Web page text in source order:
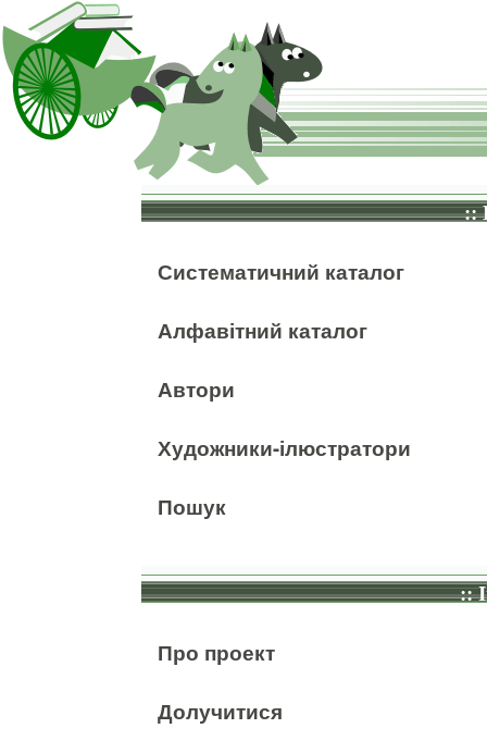
::
Систематичний каталог
Алфавітний каталог
Автори
Художники-ілюстратори
Пошук
::
Про проект
Долучитися